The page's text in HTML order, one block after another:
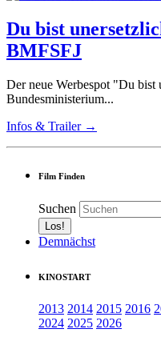
Du bist
BMFSFJ
Der neue Werbespot "Du bist
Bundesministerium...
Infos & Trailer →
Film Finden
Suchen
Demnächst
KINOSTART
2013 2014 2015 2016
2024 2025 2026